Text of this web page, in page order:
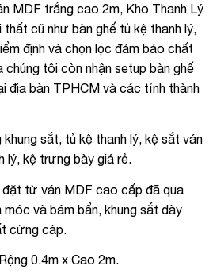
MDF trắng cao 2m, Kho Thanh Lý
thất cũ như bàn ghế tủ kệ thanh lý,
định và chọn lọc đảm bảo chất
tôi còn nhận setup bàn ghế
địa bàn TPHCM và các tỉnh thành
khung sắt, tủ kệ thanh lý, kệ sắt ván
lý, kệ trưng bày giá rẻ.
từ ván MDF cao cấp đã qua
và bám bẩn, khung sắt dày
cứng cáp.
0.4m x Cao 2m.